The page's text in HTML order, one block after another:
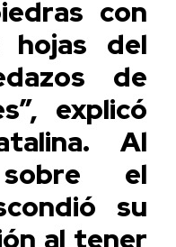
con
hojas del
de
explicó
Al
el
su
al tener